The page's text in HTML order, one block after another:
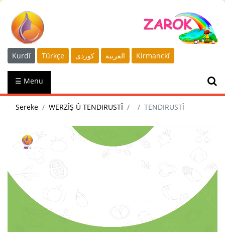
Kurdî Türkçe كوردى العربية Kirmanckî
☰ Menu
Sereke WERZÎŞ Û TENDIRUSTÎ TENDIRUSTÎ